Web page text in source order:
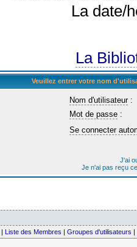
La date/
La
Veuillez entrer votre nom
Nom d'utilisateur:
Mot de passe :
Se connecter
J'ai
Je n'ai pas reçu
| Liste des Membres | Groupes d'utilisateurs |